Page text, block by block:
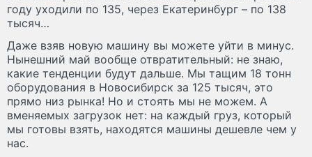
году уходили по 135, через Екатеринбург – по 138
тысяч…
Даже взяв новую машину вы можете уйти в минус.
Нынешний май вообще отвратительный: не знаю,
какие тенденции будут дальше. Мы тащим 18 тонн
оборудования в Новосибирск за 125 тысяч, это
прямо низ рынка! Но и стоять мы не можем. А
вменяемых загрузок нет: на каждый груз, который
мы готовы взять, находятся машины дешевле чем у
нас.